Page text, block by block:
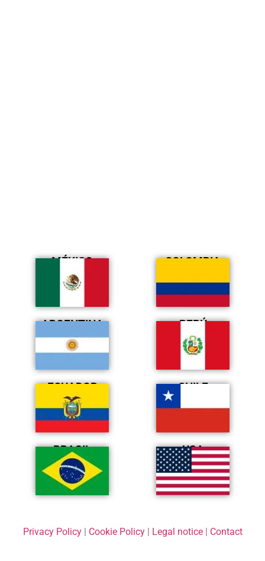
MÉXICO COLOMBIA
ARGENTINA PERÚ
ECUADOR CHILE
BRASIL USA
Privacy Policy| Cookie Policy| Legal notice| Contact